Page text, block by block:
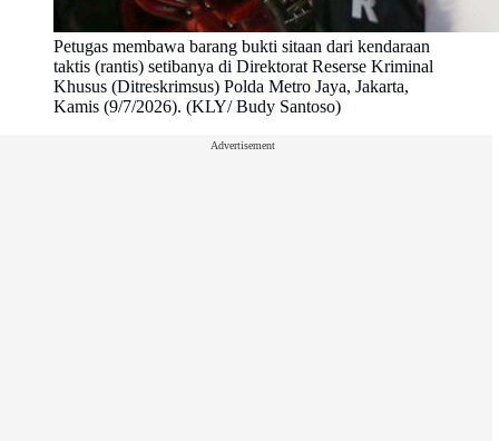
Petugas membawa barang bukti sitaan dari kendaraan
taktis (rantis) setibanya di Direktorat Reserse Kriminal
Khusus (Ditreskrimsus) Polda Metro Jaya, Jakarta,
Kamis (9/7/2026). (KLY/ Budy Santoso)
Advertisement